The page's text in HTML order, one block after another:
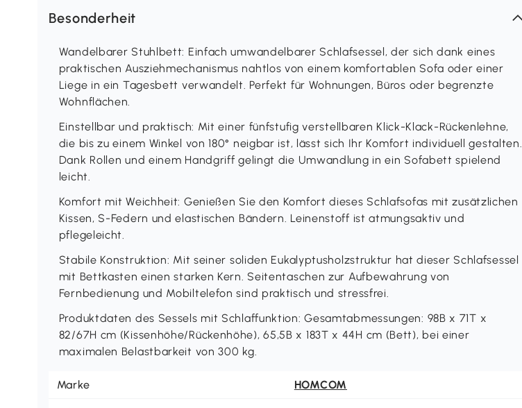
Besonderheit
Wandelbarer Stuhlbett: Einfach umwandelbarer Schlafsessel, der sich dank eines
praktischen Ausziehmechanismus nahtlos von einem komfortablen Sofa oder einer
Liege in ein Tagesbett verwandelt. Perfekt für Wohnungen, Büros oder begrenzte
Wohnflächen.
Einstellbar und praktisch: Mit einer fünfstufig verstellbaren Klick-Klack-Rückenlehne,
die bis zu einem Winkel von 180° neigbar ist, lässt sich Ihr Komfort individuell gestalten.
Dank Rollen und einem Handgriff gelingt die Umwandlung in ein Sofabett spielend
leicht.
Komfort mit Weichheit: Genießen Sie den Komfort dieses Schlafsofas mit zusätzlichen
Kissen, S-Federn und elastischen Bändern. Leinenstoff ist atmungsaktiv und
pflegeleicht.
Stabile Konstruktion: Mit seiner soliden Eukalyptusholzstruktur hat dieser Schlafsessel
mit Bettkasten einen starken Kern. Seitentaschen zur Aufbewahrung von
Fernbedienung und Mobiltelefon sind praktisch und stressfrei.
Produktdaten des Sessels mit Schlaffunktion: Gesamtabmessungen: 98B x 71T x
82/67H cm (Kissenhöhe/Rückenhöhe), 65,5B x 183T x 44H cm (Bett), bei einer
maximalen Belastbarkeit von 300 kg.
Marke HOMCOM